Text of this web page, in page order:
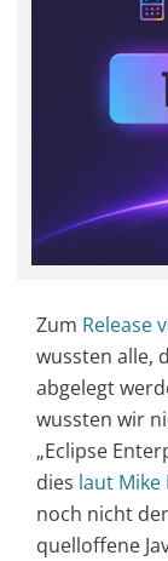
Zum Release
wussten alle,
abgelegt
wussten wir
„Eclipse
dies laut Mike
noch nicht
quelloffene